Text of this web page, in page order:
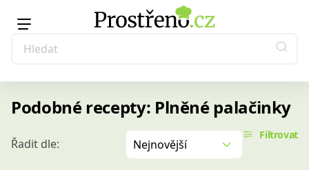
Podobné recepty: Plněné palačinky
Filtrovat
Řadit dle: Nejnovější